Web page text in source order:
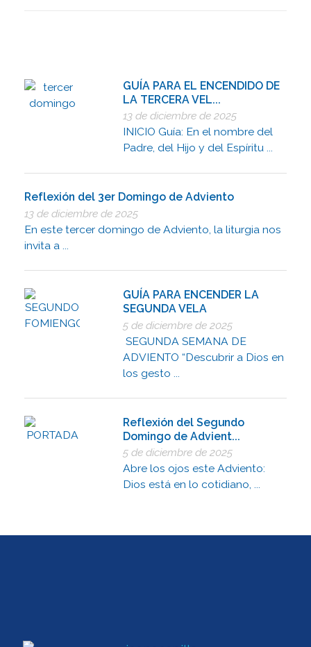
GUÍA PARA EL ENCENDIDO DE
LA TERCERA VEL...
13 de diciembre de 2025
INICIO Guía: En el nombre del
Padre, del Hijo y del Espíritu ...
Reflexión del 3er Domingo de Adviento
13 de diciembre de 2025
En este tercer domingo de Adviento, la liturgia nos
invita a ...
GUÍA PARA ENCENDER LA
SEGUNDA VELA
5 de diciembre de 2025
SEGUNDA SEMANA DE
ADVIENTO “Descubrir a Dios en
los gesto ...
Reflexión del Segundo
Domingo de Advient...
5 de diciembre de 2025
Abre los ojos este Adviento:
Dios está en lo cotidiano, ...